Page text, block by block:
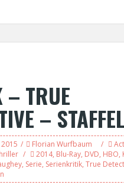
TRUE
–
Florian Wurfbaum
2014, Blu-Ray, DVD, HBO,
, Serie, Serienkritik, True